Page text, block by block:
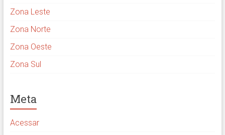
Zona Leste
Zona Norte
Zona Oeste
Zona Sul
Meta
Acessar